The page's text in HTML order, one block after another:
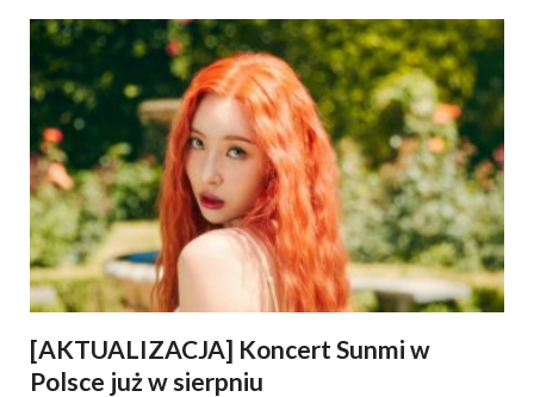
[AKTUALIZACJA] Koncert Sunmi w
Polsce już w sierpniu